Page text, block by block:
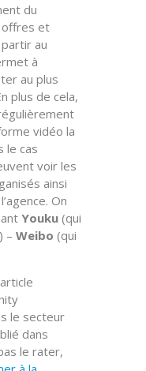
du
offres et
au
à
au plus
plus de cela,
vidéo la
le cas
voir les
ainsi
On
Youku(qui
– Weibo (qui
le secteur
dans
le rater,